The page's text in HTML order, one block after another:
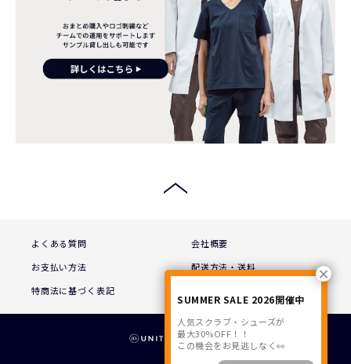
よくある質問
会社概要
お支払い方法
配送方法・送料
特商法に基づく表記
SUMMER SALE 2026開催中
人気スクラブ・シューズが
最大30%OFF！！
この機会をお見逃しなく👀